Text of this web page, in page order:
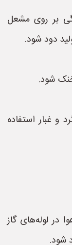
بر روی مشعل
دود شود.
شود.
غبار استفاده
لوله‌های گاز